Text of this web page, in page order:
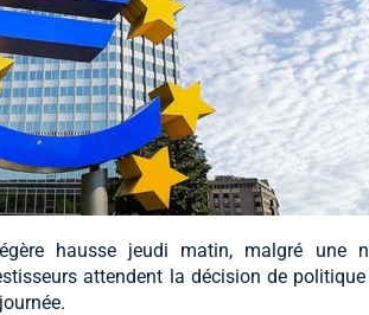
hausse jeudi matin, malgré une
attendent la décision de